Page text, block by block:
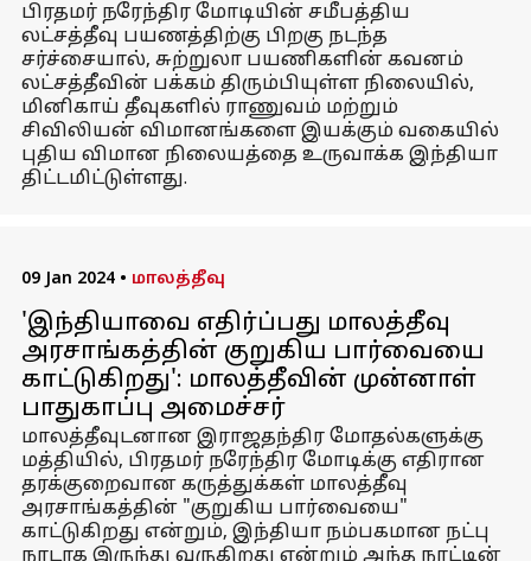
பிரதமர் நரேந்திர மோடியின் சமீபத்திய
லட்சத்தீவு பயணத்திற்கு பிறகு நடந்த
சர்ச்சையால், சுற்றுலா பயணிகளின் கவனம்
லட்சத்தீவின் பக்கம் திரும்பியுள்ள நிலையில்,
மினிகாய் தீவுகளில் ராணுவம் மற்றும்
சிவிலியன் விமானங்களை இயக்கும் வகையில்
புதிய விமான நிலையத்தை உருவாக்க இந்தியா
திட்டமிட்டுள்ளது.
09 Jan 2024 • மாலத்தீவு
'இந்தியாவை எதிர்ப்பது மாலத்தீவு
அரசாங்கத்தின் குறுகிய பார்வையை
காட்டுகிறது': மாலத்தீவின் முன்னாள்
பாதுகாப்பு அமைச்சர்
மாலத்தீவுடனான இராஜதந்திர மோதல்களுக்கு
மத்தியில், பிரதமர் நரேந்திர மோடிக்கு எதிரான
தரக்குறைவான கருத்துக்கள் மாலத்தீவு
அரசாங்கத்தின் "குறுகிய பார்வையை"
காட்டுகிறது என்றும், இந்தியா நம்பகமான நட்பு
நாடாக இருந்து வருகிறது என்றும் அந்த நாட்டின்